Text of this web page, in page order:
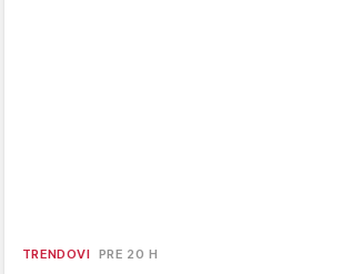
TRENDOVI PRE 20 H